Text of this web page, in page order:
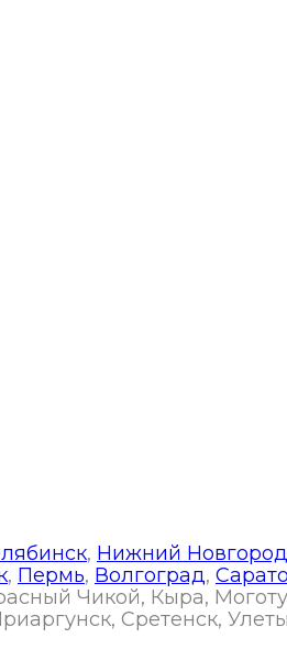
, Нижний Новгород
, Пермь, Волгоград,
Чикой, Кыра,
Сретенск,